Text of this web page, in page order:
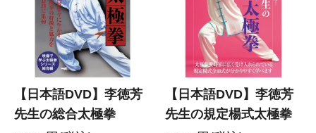
【日本語DVD】李徳芳
先生の総合太極拳
【日本語DVD】李徳芳
先生の規定楊式太極拳